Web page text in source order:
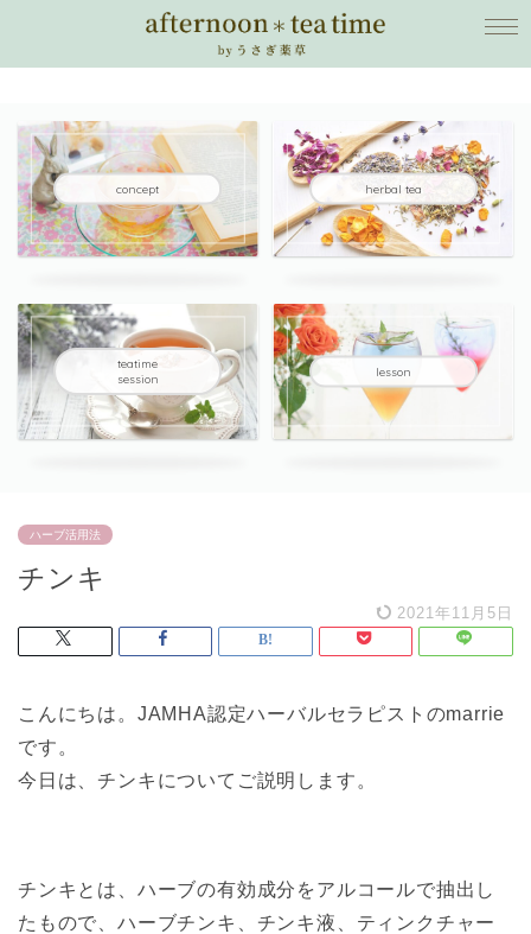
concept herbal tea
teatime
session
lesson
ハーブ活用法
チンキ
2021年11月5日
こんにちは。JAMHA認定ハーバルセラピストのmarrie
です。
今日は、チンキについてご説明します。
チンキとは、ハーブの有効成分をアルコールで抽出し
たもので、ハーブチンキ、チンキ液、ティンクチャー